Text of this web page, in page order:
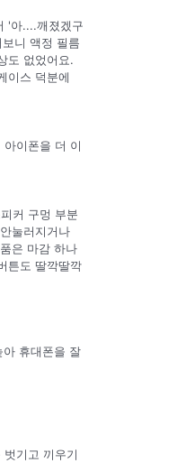
'아....깨졌겠구
니 액정 필름
도 없었어요.
이스 덕분에
이폰을 더 이
커 구멍 부분
눌러지거나
은 마감 하나
튼도 딸깍딸깍
휴대폰을 잘
기고 끼우기